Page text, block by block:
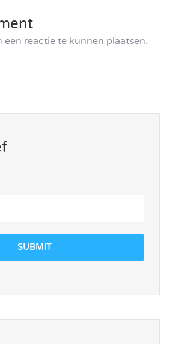
een reactie te kunnen plaatsen.
SUBMIT